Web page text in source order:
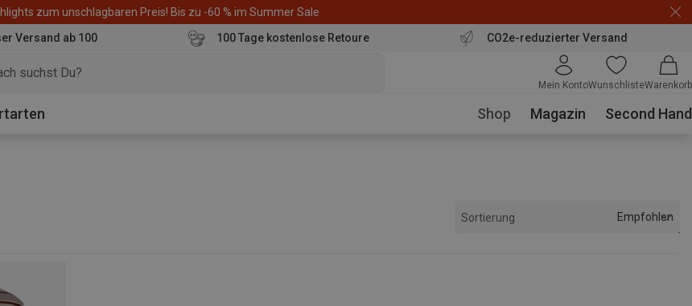
zum unschlagbaren Preis! Bis zu -60 % im Summer Sale
Versand ab 100
100 Tage kostenlose Retoure CO2e-reduzierter Versand
Mein KontoWunschlisteWarenkorb
Shop Magazin Second Hand
Sortierung Empfohlen